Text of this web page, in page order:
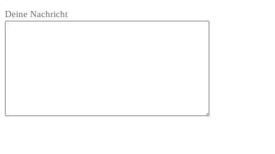
leer.
lasse
Deine Nachricht